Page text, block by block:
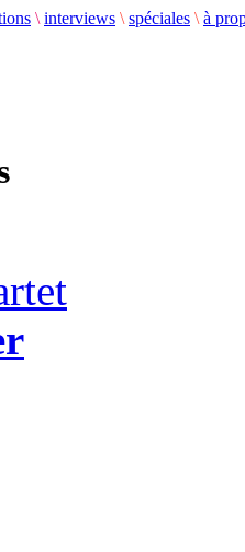
\ interviews \ spéciales \ à